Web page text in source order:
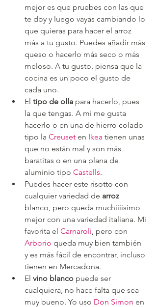
mejor es que pruebes con las que
te doy y luego vayas cambiando lo
que quieras para hacer el arroz
más a tu gusto. Puedes añadir más
queso o hacerlo más seco o más
meloso. A tu gusto, piensa que la
cocina es un poco el gusto de
cada uno.
El tipo de olla para hacerlo, pues
la que tengas. A mi me gusta
hacerlo o en una de hierro colado
tipo la Creuset en Ikea tienen unas
que no están mal y son más
baratitas o en una plana de
aluminio tipo Castells.
Puedes hacer este risotto con
cualquier variedad de arroz
blanco, pero queda muchiiiisimo
mejor con una variedad italiana. Mi
favorita el Carnaroli, pero con
Arborio queda muy bien también
y es más fácil de encontrar, incluso
tienen en Mercadona.
El vino blanco puede ser
cualquiera, no hace falta que sea
muy bueno. Yo uso Don Simon en